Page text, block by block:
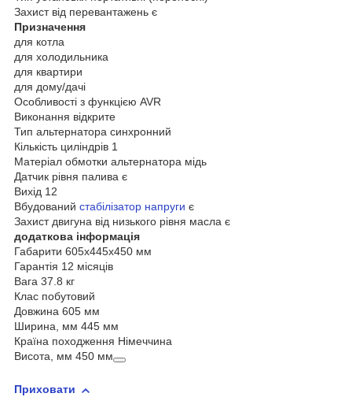
Захист від перевантажень є
Призначення
для котла
для холодильника
для квартири
для дому/дачі
Особливості з функцією AVR
Виконання відкрите
Тип альтернатора синхронний
Кількість циліндрів 1
Матеріал обмотки альтернатора мідь
Датчик рівня палива є
Вихід 12
Вбудований стабілізатор напруги є
Захист двигуна від низького рівня масла є
додаткова інформація
Габарити 605х445х450 мм
Гарантія 12 місяців
Вага 37.8 кг
Клас побутовий
Довжина 605 мм
Ширина, мм 445 мм
Країна походження Німеччина
Висота, мм 450 мм
Приховати